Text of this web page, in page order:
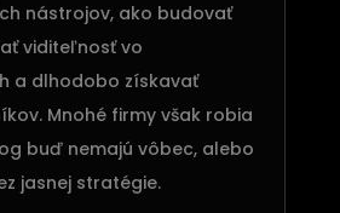
nástrojov, ako budovať
viditeľnosť vo
a dlhodobo získavať
Mnohé firmy však robia
buď nemajú vôbec, alebo
jasnej stratégie.